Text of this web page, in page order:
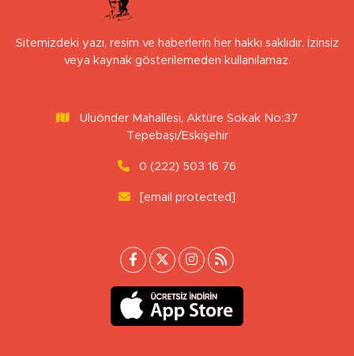
Sitemizdeki yazı, resim ve haberlerin her hakkı saklıdır. İzinsiz
veya kaynak gösterilemeden kullanılamaz.
Uluönder Mahallesi, Aktüre Sokak No:37
Tepebaşı/Eskişehir
0 (222) 503 16 76
[email protected]